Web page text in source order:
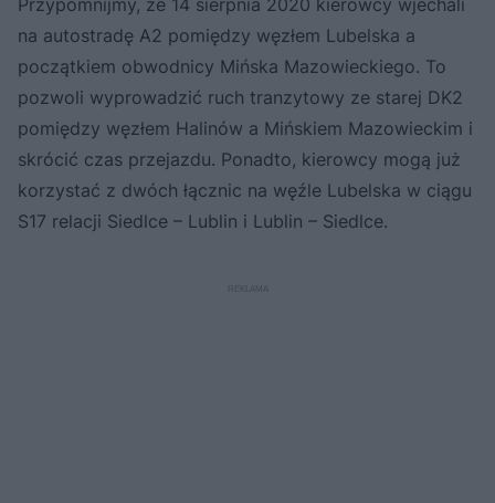
na autostradę A2 pomiędzy węzłem Lubelska a
początkiem obwodnicy Mińska Mazowieckiego. To
pozwoli wyprowadzić ruch tranzytowy ze starej DK2
pomiędzy węzłem Halinów a Mińskiem Mazowieckim i
skrócić czas przejazdu. Ponadto, kierowcy mogą już
korzystać z dwóch łącznic na węźle Lubelska w ciągu
S17 relacji Siedlce – Lublin i Lublin – Siedlce.